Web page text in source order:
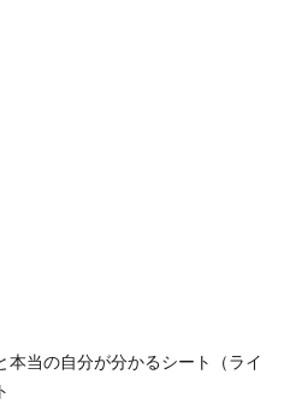
当の自分が分かるシート（ライ